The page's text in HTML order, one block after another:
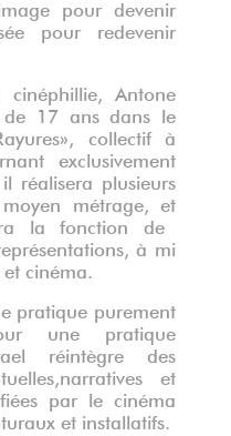
pour devenir
pour redevenir
cinéphillie, Antone
de 17 ans dans le
collectif à
exclusivement
réalisera plusieurs
métrage, et
la fonction de
à mi
cinéma.
pratique purement
une pratique
réintègre des
et
par le cinéma
et installatifs.